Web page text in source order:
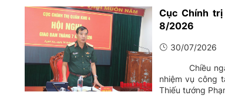
Cục Chính
8/2026
30/07/2026
Chiều ngày
nhiệm vụ công
Thiếu tướng